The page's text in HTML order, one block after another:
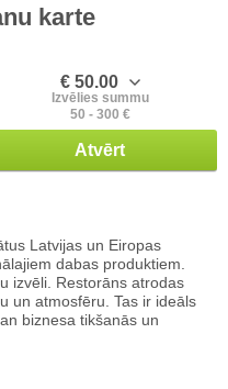
karte
€ 50.00
Izvēlies summu
50 - 300 €
Atvērt
Latvijas un Eiropas
dabas produktiem.
izvēli. Restorāns atrodas
un atmosfēru. Tas ir ideāls
biznesa tikšanās un